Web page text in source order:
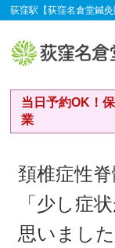
荻窪駅【荻窪名倉堂鍼
当日予約OK！
業
頚椎症性
「少し症
思いました